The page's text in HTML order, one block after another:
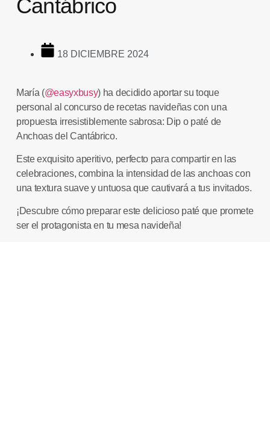
Cantábrico
18 DICIEMBRE 2024
María (@easyxbusy) ha decidido aportar su toque
personal al concurso de recetas navideñas con una
propuesta irresistiblemente sabrosa: Dip o paté de
Anchoas del Cantábrico.
Este exquisito aperitivo, perfecto para compartir en las
celebraciones, combina la intensidad de las anchoas con
una textura suave y untuosa que cautivará a tus invitados.
¡Descubre cómo preparar este delicioso paté que promete
ser el protagonista en tu mesa navideña!